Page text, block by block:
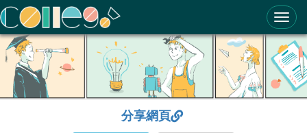
ColleGo! 大學選才與高中育才輔助系統
分享網頁